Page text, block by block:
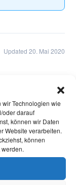
Technologien wie
oder darauf
können wir Daten
Website verarbeiten.
können
Updated 20. Mai 2020
Onboarding
ist –